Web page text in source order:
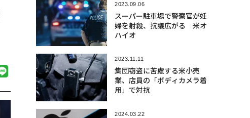
2023.09.06
スーパー駐車場で警察官が妊
婦を射殺、抗議広がる 米オ
ハイオ
2023.11.11
集団窃盗に苦慮する米小売
業、店員の「ボディカメラ着
用」で対抗
2024.03.22